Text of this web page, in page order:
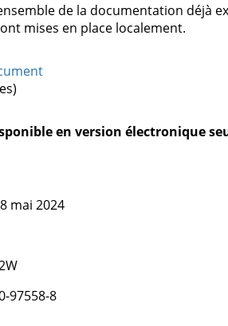
de la documentation
mises en place localement.
en version électronique
mai 2024
97558-8